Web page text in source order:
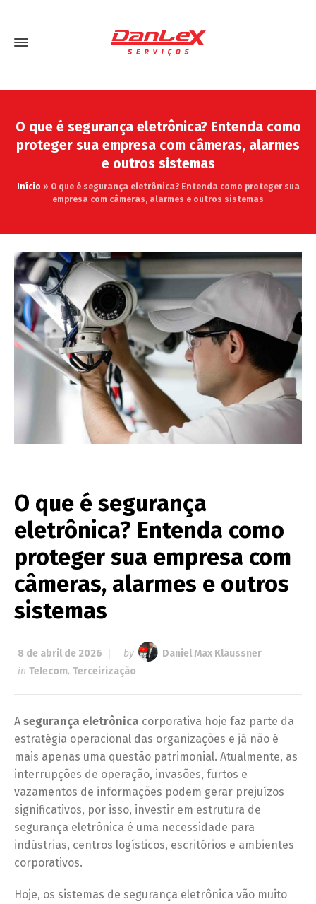
O que é segurança eletrônica? Entenda como
proteger sua empresa com câmeras, alarmes
e outros sistemas
Início » O que é segurança eletrônica? Entenda como proteger sua
empresa com câmeras, alarmes e outros sistemas
O que é segurança
eletrônica? Entenda como
proteger sua empresa com
câmeras, alarmes e outros
sistemas
8 de abril de 2026 by
Daniel Max Klaussner
in Telecom, Terceirização
A segurança eletrônica corporativa hoje faz parte da
estratégia operacional das organizações e já não é
mais apenas uma questão patrimonial. Atualmente, as
interrupções de operação, invasões, furtos e
vazamentos de informações podem gerar prejuízos
significativos, por isso, investir em estrutura de
segurança eletrônica é uma necessidade para
indústrias, centros logísticos, escritórios e ambientes
corporativos.
Hoje, os sistemas de segurança eletrônica vão muito